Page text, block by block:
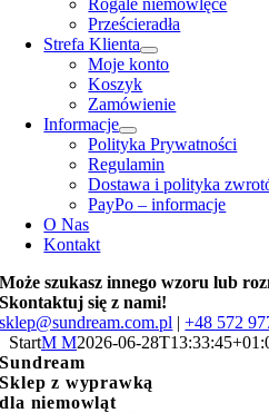
Rogale niemowlęce
Prześcieradła
Strefa Klienta
Moje konto
Koszyk
Zamówienie
Informacje
Polityka Prywatności
Regulamin
Dostawa i polityka
PayPo – informacje
O Nas
Kontakt
Może szukasz innego wzoru lub
Skontaktuj się z nami!
sklep@sundream.com.pl |+48 572
StartM M2026-06-
Sundream
Sklep z wyprawką
dla niemowląt